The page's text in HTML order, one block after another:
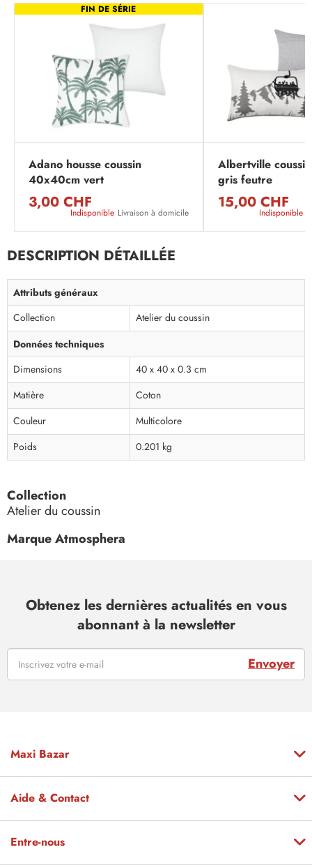
FIN DE SÉRIE
Adano housse coussin
40x40cm vert
3,00 CHF
Indisponible Livraison à domicile
Albertville
gris feutre
15,00 CHF
Indisponible
DESCRIPTION DÉTAILLÉE
Attributs généraux
Collection Atelier du coussin
Données techniques
Dimensions
40 x 40 x 0.3 cm
Matière
Coton
Couleur
Multicolore
Poids
0.201 kg
Collection
Atelier du coussin
Marque Atmosphera
Obtenez les dernières actualités en vous
abonnant à la newsletter
Envoyer
Maxi Bazar
Aide & Contact
Entre-nous